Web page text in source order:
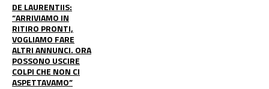
DE LAURENTIIS:
“ARRIVIAMO IN
RITIRO PRONTI,
VOGLIAMO FARE
ALTRI ANNUNCI. ORA
POSSONO USCIRE
COLPI CHE NON CI
ASPETTAVAMO”